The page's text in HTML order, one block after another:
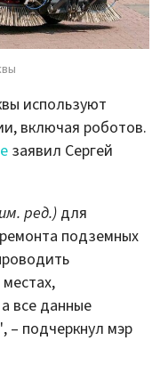
используют
включая роботов.
заявил Сергей
ред.)для
подземных
все данные
– подчеркнул мэр